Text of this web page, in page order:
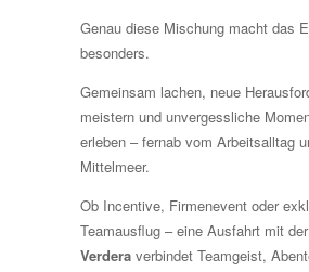
Genau diese Mischung macht das
besonders.
Gemeinsam lachen, neue
meistern und unvergessliche
erleben – fernab vom Arbeitsalltag
Mittelmeer.
Ob Incentive, Firmenevent oder
Teamausflug – eine Ausfahrt mit der
Verdera verbindet Teamgeist,